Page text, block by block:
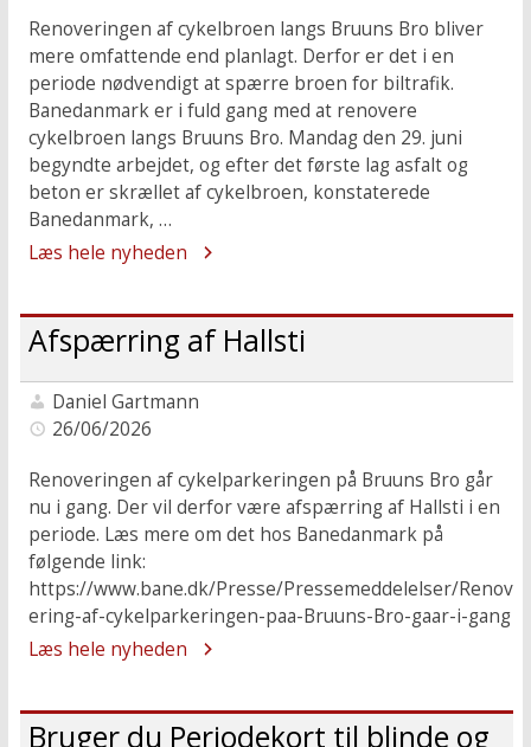
Renoveringen af cykelbroen langs Bruuns Bro bliver
mere omfattende end planlagt. Derfor er det i en
periode nødvendigt at spærre broen for biltrafik.
Banedanmark er i fuld gang med at renovere
cykelbroen langs Bruuns Bro. Mandag den 29. juni
begyndte arbejdet, og efter det første lag asfalt og
beton er skrællet af cykelbroen, konstaterede
Banedanmark, …
Læs hele nyheden
Afspærring af Hallsti
Daniel Gartmann
26/06/2026
Renoveringen af cykelparkeringen på Bruuns Bro går
nu i gang. Der vil derfor være afspærring af Hallsti i en
periode. Læs mere om det hos Banedanmark på
følgende link:
https://www.bane.dk/Presse/Pressemeddelelser/Renov
ering-af-cykelparkeringen-paa-Bruuns-Bro-gaar-i-gang
Læs hele nyheden
Bruger du Periodekort til blinde og